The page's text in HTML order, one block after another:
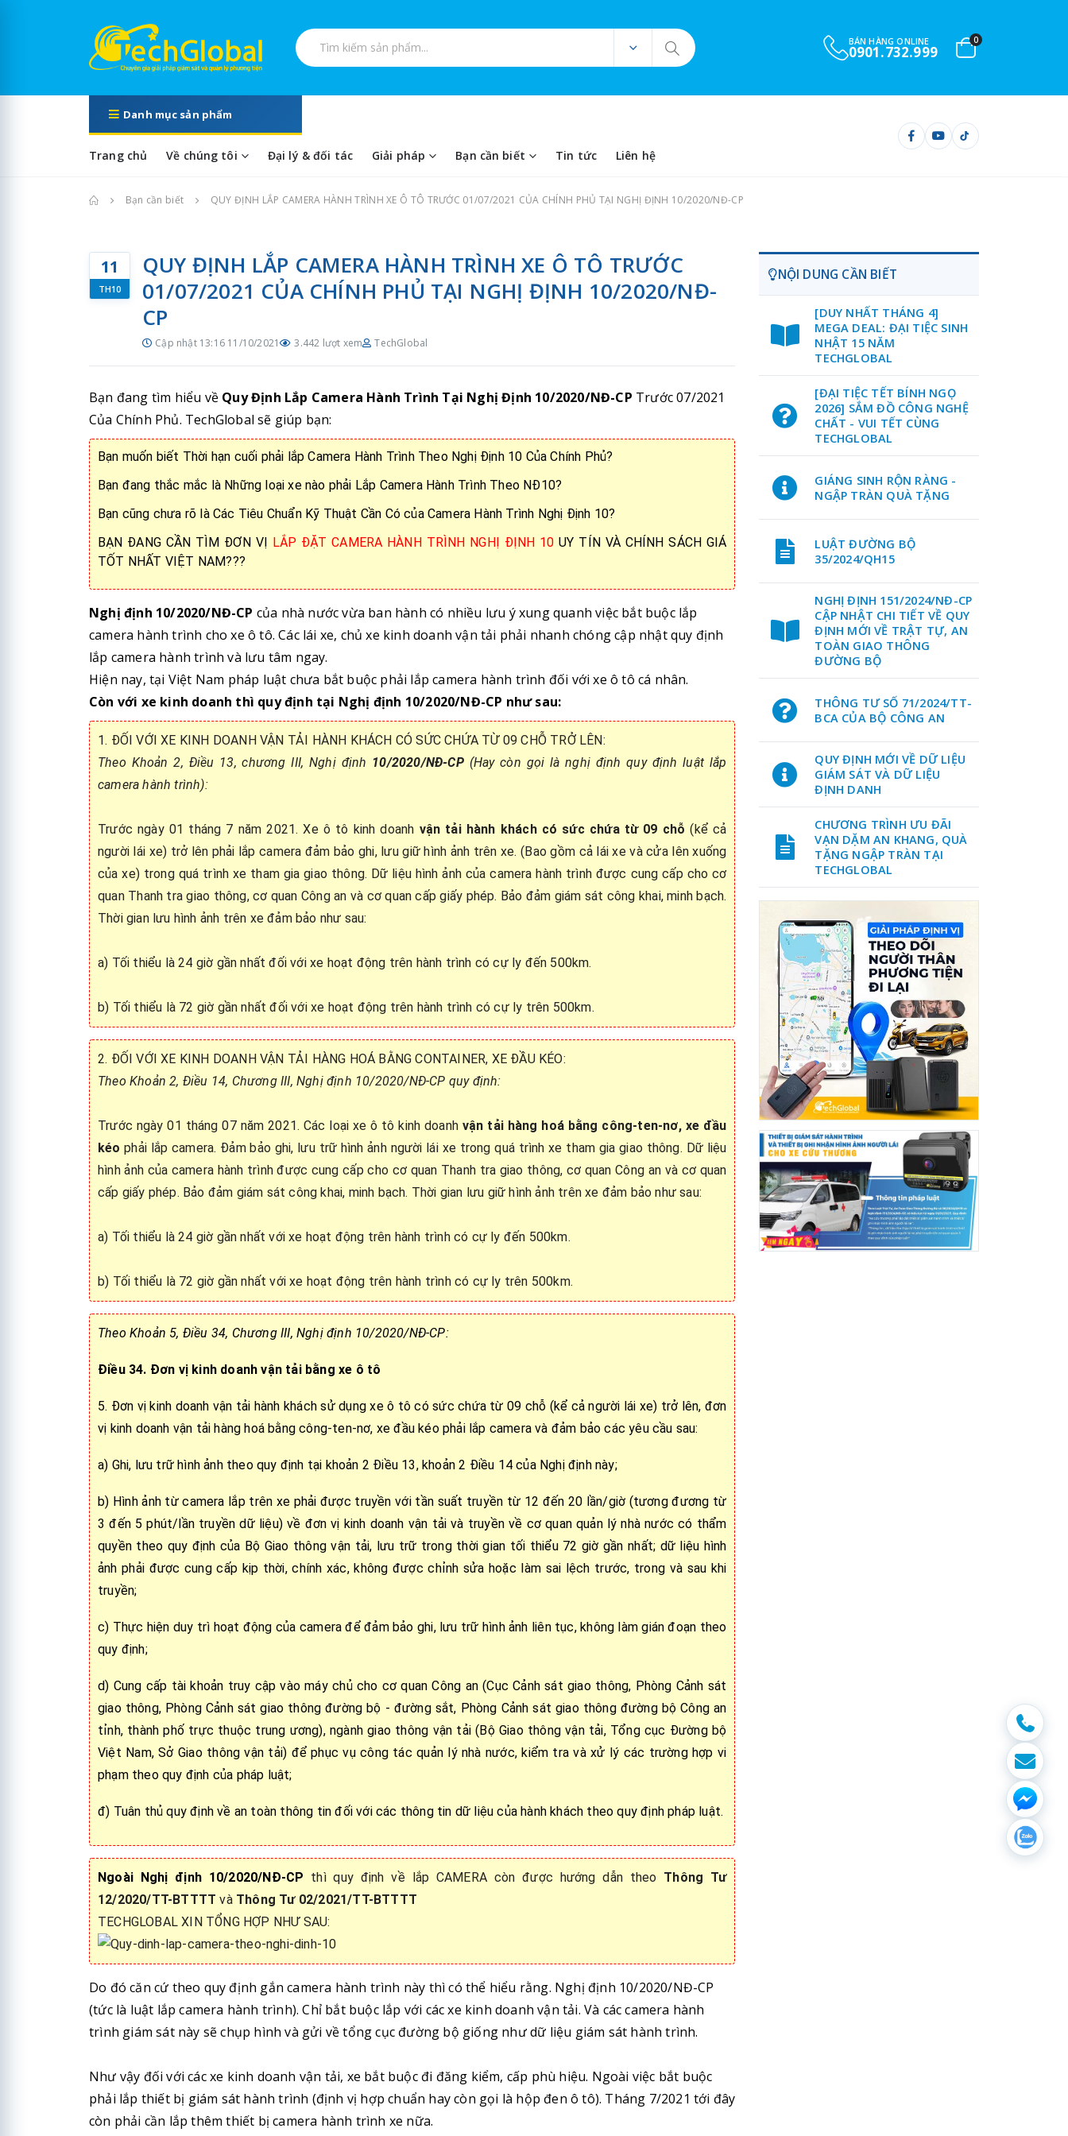
Tìm kiếm sản phẩm
BÁN HÀNG ONLINE
0901.732.999
0
Danh mục sản phẩm
Trang chủ Về chúng tôi Đại lý & đối tác Giải pháp Bạn cần biết Tin tức Liên hệ
Trang chủBạn cần biết QUY ĐỊNH LẮP CAMERA HÀNH TRÌNH XE Ô TÔ TRƯỚC 01/07/2021 CỦA CHÍNH PHỦ TẠI NGHỊ ĐỊNH 10/2020/NĐ-CP
11
TH10
QUY ĐỊNH LẮP CAMERA HÀNH TRÌNH XE Ô TÔ TRƯỚC
01/07/2021 CỦA CHÍNH PHỦ TẠI NGHỊ ĐỊNH 10/2020/NĐ-
CP
Cập nhật 13:16 11/10/2021 3.442 lượt xem TechGlobal
Bạn đang tìm hiểu về Quy Định Lắp Camera Hành Trình Tại Nghị Định 10/2020/NĐ-CP Trước 07/2021
Của Chính Phủ. TechGlobal sẽ giúp bạn:
Bạn muốn biết Thời hạn cuối phải lắp Camera Hành Trình Theo Nghị Định 10 Của Chính Phủ?
Bạn đang thắc mắc là Những loại xe nào phải Lắp Camera Hành Trình Theo NĐ10?
Bạn cũng chưa rõ là Các Tiêu Chuẩn Kỹ Thuật Cần Có của Camera Hành Trình Nghị Định 10?
BẠN ĐANG CẦN TÌM ĐƠN VỊ LẮP ĐẶT CAMERA HÀNH TRÌNH NGHỊ ĐỊNH 10 UY TÍN VÀ CHÍNH SÁCH GIÁ
TỐT NHẤT VIỆT NAM???
Nghị định 10/2020/NĐ-CP của nhà nước vừa ban hành có nhiều lưu ý xung quanh việc bắt buộc lắp
camera hành trình cho xe ô tô. Các lái xe, chủ xe kinh doanh vận tải phải nhanh chóng cập nhật quy định
lắp camera hành trình và lưu tâm ngay.
Hiện nay, tại Việt Nam pháp luật chưa bắt buộc phải lắp camera hành trình đối với xe ô tô cá nhân.
Còn với xe kinh doanh thì quy định tại Nghị định 10/2020/NĐ-CP như sau:
1. ĐỐI VỚI XE KINH DOANH VẬN TẢI HÀNH KHÁCH CÓ SỨC CHỨA TỪ 09 CHỖ TRỞ LÊN:
Theo Khoản 2, Điều 13, chương III, Nghị định 10/2020/NĐ-CP(Hay còn gọi là nghị định quy định luật lắp
camera hành trình):
Trước ngày 01 tháng 7 năm 2021. Xe ô tô kinh doanh vận tải hành khách có sức chứa từ 09 chỗ(kể cả
người lái xe) trở lên phải lắp camera đảm bảo ghi, lưu giữ hình ảnh trên xe. (Bao gồm cả lái xe và cửa lên xuống
của xe) trong quá trình xe tham gia giao thông. Dữ liệu hình ảnh của camera hành trình được cung cấp cho cơ
quan Thanh tra giao thông, cơ quan Công an và cơ quan cấp giấy phép. Bảo đảm giám sát công khai, minh bạch.
Thời gian lưu hình ảnh trên xe đảm bảo như sau:
a) Tối thiểu là 24 giờ gần nhất đối với xe hoạt động trên hành trình có cự ly đến 500km.
b) Tối thiểu là 72 giờ gần nhất đối với xe hoạt động trên hành trình có cự ly trên 500km.
2. ĐỐI VỚI XE KINH DOANH VẬN TẢI HÀNG HOÁ BẰNG CONTAINER, XE ĐẦU KÉO:
Theo Khoản 2, Điều 14, Chương III, Nghị định 10/2020/NĐ-CP quy định:
Trước ngày 01 tháng 07 năm 2021. Các loại xe ô tô kinh doanh vận tải hàng hoá bằng công-ten-nơ, xe đầu
kéo phải lắp camera. Đảm bảo ghi, lưu trữ hình ảnh người lái xe trong quá trình xe tham gia giao thông. Dữ liệu
hình ảnh của camera hành trình được cung cấp cho cơ quan Thanh tra giao thông, cơ quan Công an và cơ quan
cấp giấy phép. Bảo đảm giám sát công khai, minh bạch. Thời gian lưu giữ hình ảnh trên xe đảm bảo như sau:
a) Tối thiểu là 24 giờ gần nhất với xe hoạt động trên hành trình có cự ly đến 500km.
b) Tối thiểu là 72 giờ gần nhất với xe hoạt động trên hành trình có cự ly trên 500km.
Theo Khoản 5, Điều 34, Chương III, Nghị định 10/2020/NĐ-CP:
Điều 34. Đơn vị kinh doanh vận tải bằng xe ô tô
5. Đơn vị kinh doanh vận tải hành khách sử dụng xe ô tô có sức chứa từ 09 chỗ (kể cả người lái xe) trở lên, đơn
vị kinh doanh vận tải hàng hoá bằng công-ten-nơ, xe đầu kéo phải lắp camera và đảm bảo các yêu cầu sau:
a) Ghi, lưu trữ hình ảnh theo quy định tại khoản 2 Điều 13, khoản 2 Điều 14 của Nghị định này;
b) Hình ảnh từ camera lắp trên xe phải được truyền với tần suất truyền từ 12 đến 20 lần/giờ (tương đương từ
3 đến 5 phút/lần truyền dữ liệu) về đơn vị kinh doanh vận tải và truyền về cơ quan quản lý nhà nước có thẩm
quyền theo quy định của Bộ Giao thông vận tải, lưu trữ trong thời gian tối thiểu 72 giờ gần nhất; dữ liệu hình
ảnh phải được cung cấp kịp thời, chính xác, không được chỉnh sửa hoặc làm sai lệch trước, trong và sau khi
truyền;
c) Thực hiện duy trì hoạt động của camera để đảm bảo ghi, lưu trữ hình ảnh liên tục, không làm gián đoạn theo
quy định;
d) Cung cấp tài khoản truy cập vào máy chủ cho cơ quan Công an (Cục Cảnh sát giao thông, Phòng Cảnh sát
giao thông, Phòng Cảnh sát giao thông đường bộ - đường sắt, Phòng Cảnh sát giao thông đường bộ Công an
tỉnh, thành phố trực thuộc trung ương), ngành giao thông vận tải (Bộ Giao thông vận tải, Tổng cục Đường bộ
Việt Nam, Sở Giao thông vận tải) để phục vụ công tác quản lý nhà nước, kiểm tra và xử lý các trường hợp vi
phạm theo quy định của pháp luật;
đ) Tuân thủ quy định về an toàn thông tin đối với các thông tin dữ liệu của hành khách theo quy định pháp luật.
Ngoài Nghị định 10/2020/NĐ-CP thì quy định về lắp CAMERA còn được hướng dẫn theo Thông Tư
12/2020/TT-BTTTT và Thông Tư 02/2021/TT-BTTTT
TECHGLOBAL XIN TỔNG HỢP NHƯ SAU:
Do đó căn cứ theo quy định gắn camera hành trình này thì có thể hiểu rằng. Nghị định 10/2020/NĐ-CP
(tức là luật lắp camera hành trình). Chỉ bắt buộc lắp với các xe kinh doanh vận tải. Và các camera hành
trình giám sát này sẽ chụp hình và gửi về tổng cục đường bộ giống như dữ liệu giám sát hành trình.
Như vậy đối với các xe kinh doanh vận tải, xe bắt buộc đi đăng kiểm, cấp phù hiệu. Ngoài việc bắt buộc
phải lắp thiết bị giám sát hành trình (định vị hợp chuẩn hay còn gọi là hộp đen ô tô). Tháng 7/2021 tới đây
còn phải cần lắp thêm thiết bị camera hành trình xe nữa.
NỘI DUNG CẦN BIẾT
[DUY NHẤT THÁNG 4]
MEGA DEAL: ĐẠI TIỆC SINH
NHẬT 15 NĂM
TECHGLOBAL
[ĐẠI TIỆC TẾT BÍNH NGỌ
2026] SẮM ĐỒ CÔNG NGHỆ
CHẤT - VUI TẾT CÙNG
TECHGLOBAL
GIÁNG SINH RỘN RÀNG -
NGẬP TRÀN QUÀ TẶNG
LUẬT ĐƯỜNG BỘ
35/2024/QH15
NGHỊ ĐỊNH 151/2024/NĐ-CP
CẬP NHẬT CHI TIẾT VỀ QUY
ĐỊNH MỚI VỀ TRẬT TỰ, AN
TOÀN GIAO THÔNG
ĐƯỜNG BỘ
THÔNG TƯ SỐ 71/2024/TT-
BCA CỦA BỘ CÔNG AN
QUY ĐỊNH MỚI VỀ DỮ LIỆU
GIÁM SÁT VÀ DỮ LIỆU
ĐỊNH DANH
CHƯƠNG TRÌNH ƯU ĐÃI
VẠN DẶM AN KHANG, QUÀ
TẶNG NGẬP TRÀN TẠI
TECHGLOBAL